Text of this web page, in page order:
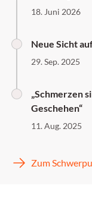
18. Juni 2026
Neue Sicht
29. Sep. 2025
„Schmerzen
Geschehen“
11. Aug. 2025
Zum